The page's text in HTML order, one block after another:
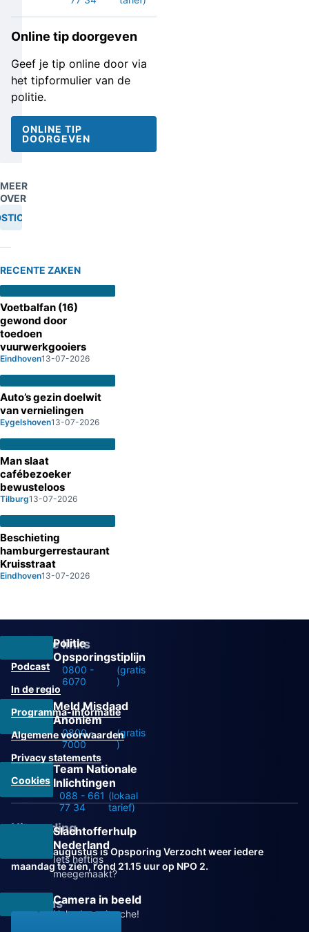
Online tip doorgeven
Geef je tip online door via
het tipformulier van de
politie.
ONLINE TIP
DOORGEVEN
MEER
OVER
RECENTE ZAKEN
Voetbalfan (16)
gewond door
toedoen
vuurwerkgooiers
Eindhoven13-07-2026
Auto’s gezin doelwit
van vernielingen
Eygelshoven13-07-2026
Man slaat
cafébezoeker
bewusteloos
Tilburg13-07-2026
Beschieting
hamburgerrestaurant
Kruisstraat
Eindhoven13-07-2026
Politie
Opsporingstiplijn
0800 -
6070
(gratis
)
Meld Misdaad
Anoniem
0800 -
7000
(gratis
)
Team Nationale
Inlichtingen
088 - 661
77 34
(lokaal
tarief)
Slachtofferhulp
Nederland
Iets heftigs
meegemaakt?
Camera in beeld
Help de recherche!
Overige links
Podcast
In de regio
Programma-informatie
Algemene voorwaarden
Privacy statements
Cookies
Uitzending
Vanaf 31 augustus is Opsporing Verzocht weer iedere
maandag te zien, rond 21.15 uur op NPO 2.
Volg ons